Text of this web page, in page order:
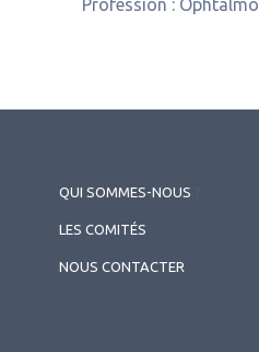
Profession :
QUI SOMMES-NOUS
LES COMITÉS
NOUS CONTACTER